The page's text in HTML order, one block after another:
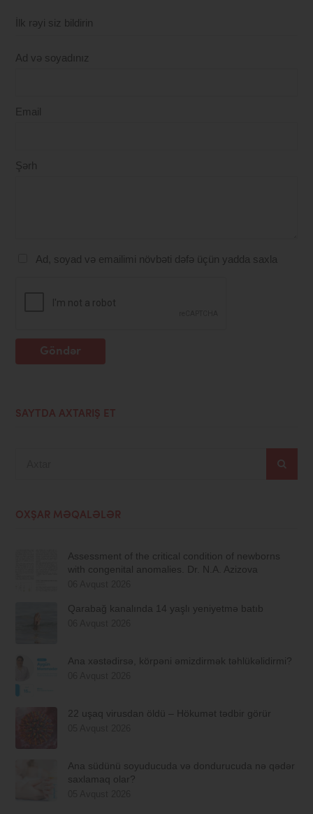
SAYTDA AXTARIŞ ET
OXŞAR MƏQALƏLƏR
Assessment of the critical condition of newborns
with congenital anomalies. Dr. N.A. Azizova
Qarabağ kanalında 14 yaşlı yeniyetmə batıb
Ana xəstədirsə, körpəni əmizdirmək təhlükəlidirmi?
22 uşaq virusdan öldü – Hökumət tədbir görür
Ana südünü soyuducuda və dondurucuda nə qədər
saxlamaq olar?
İlk rəyi siz bildirin
Ad və soyadınız
Email
Şərh
Ad, soyad və emailimi növbəti dəfə üçün yadda saxla
Göndər